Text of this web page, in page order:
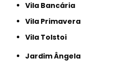
Vila Bancária
Vila Primavera
Vila Tolstoi
Jardim Ângela